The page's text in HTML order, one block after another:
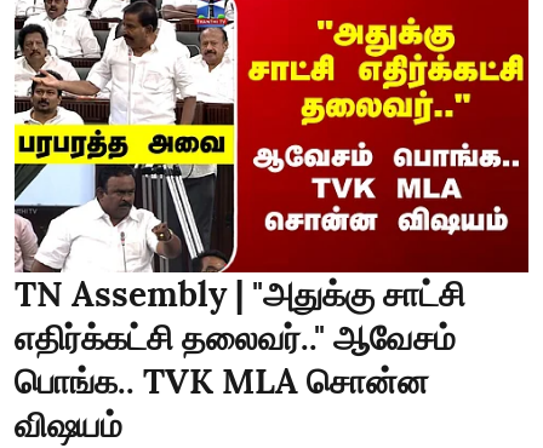
TN Assembly | "அதுக்கு சாட்சி
எதிர்க்கட்சி தலைவர்.." ஆவேசம்
பொங்க.. TVK MLA சொன்ன
விஷயம்